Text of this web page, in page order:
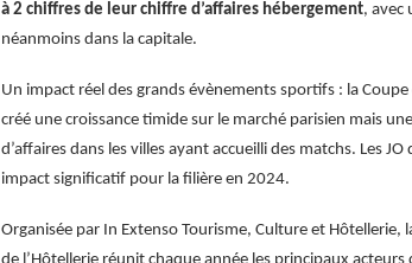
à 2 chiffres de leur chiffre d’affaires hébergement, avec
néanmoins dans la capitale.
Un impact réel des grands évènements sportifs : la
créé une croissance timide sur le marché parisien mais
d’affaires dans les villes ayant accueilli des matchs. Les
impact significatif pour la filière en 2024.
Organisée par In Extenso Tourisme, Culture et Hôtellerie,